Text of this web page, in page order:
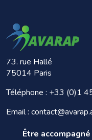
73. rue Hallé
75014 Paris
Téléphone : +33 (0)1
Email :
Être accompagné